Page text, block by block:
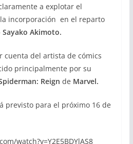
a explotar el
incorporación en el reparto
Sayako Akimoto.
cuenta del artista de cómics
principalmente por su
Reign de Marvel.
previsto para el próximo 16 de
watch?v=Y2E5BDYlAS8